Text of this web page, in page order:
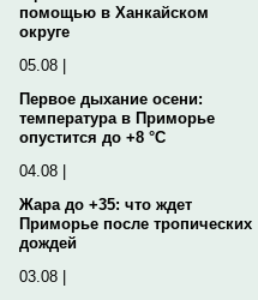
помощью в Ханкайском
округе
05.08 |
Первое дыхание осени:
температура в Приморье
опустится до +8 °C
04.08 |
Жара до +35: что ждет
Приморье после тропических
дождей
03.08 |